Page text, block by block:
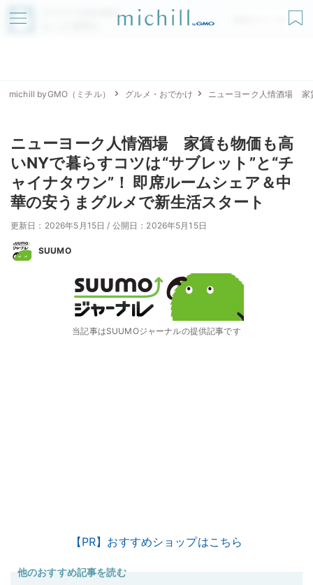
アプリでmichillが
無料ダウンロード
michill byGMO（ミチル） グルメ・おでかけ ニューヨーク人情酒場 家
ニューヨーク人情酒場 家賃も物価も高
いNYで暮らすコツは“サブレット”と“チ
ャイナタウン”！ 即席ルームシェア＆中
華の安うまグルメで新生活スタート
更新日：2026年5月15日 / 公開日：2026年5月15日
SUUMO
当記事はSUUMOジャーナルの提供記事です
【PR】おすすめショップはこちら
他のおすすめ記事を読む